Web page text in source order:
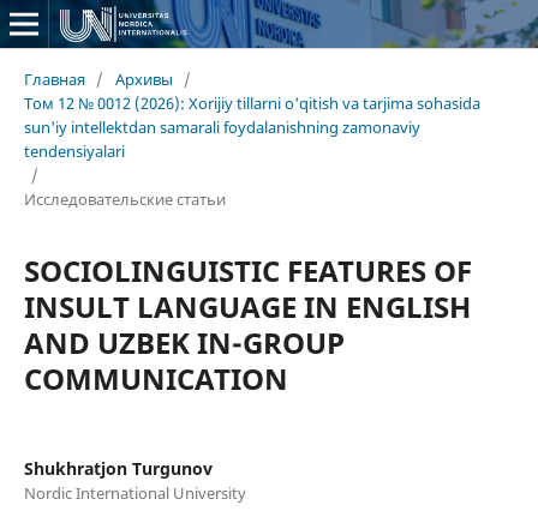
Главная / Архивы
/
Том 12 № 0012 (2026): Xorijiy tillarni o'qitish va tarjima sohasida
sun'iy intellektdan samarali foydalanishning zamonaviy
tendensiyalari
/
Исследовательские статьи
SOCIOLINGUISTIC FEATURES OF
INSULT LANGUAGE IN ENGLISH
AND UZBEK IN-GROUP
COMMUNICATION
Shukhratjon Turgunov
Nordic International University